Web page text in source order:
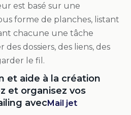
est basé sur une
forme de planches, listant
chacune une tâche
dossiers, des liens, des
le fil.
et aide à la création
et organisez vos
avecMail jet